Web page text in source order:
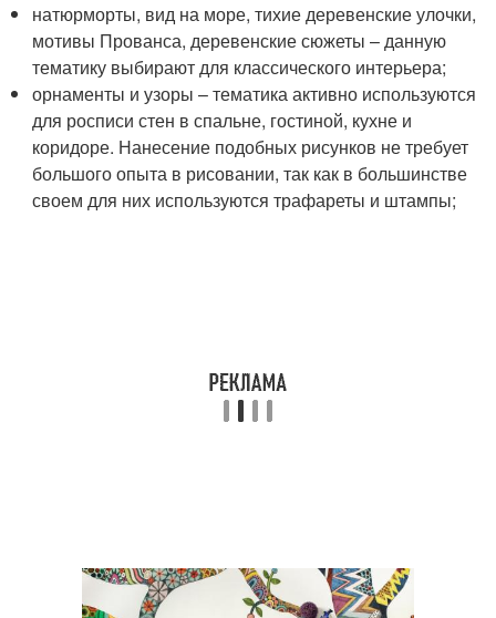
натюрморты, вид на море, тихие деревенские улочки,
мотивы Прованса, деревенские сюжеты – данную
тематику выбирают для классического интерьера;
орнаменты и узоры – тематика активно используются
для росписи стен в спальне, гостиной, кухне и
коридоре. Нанесение подобных рисунков не требует
большого опыта в рисовании, так как в большинстве
своем для них используются трафареты и штампы;